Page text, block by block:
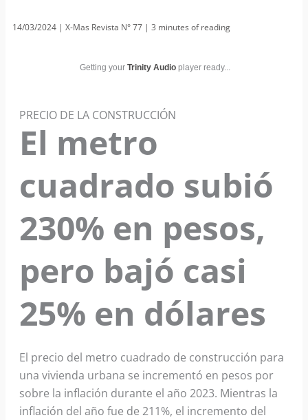
14/03/2024 |X-Mas Revista N° 77 | 3 minutes of reading
Getting your Trinity Audioplayer ready...
PRECIO DE LA CONSTRUCCIÓN
El metro
cuadrado subió
230% en pesos,
pero bajó casi
25% en dólares
El precio del metro cuadrado de construcción para
una vivienda urbana se incrementó en pesos por
sobre la inflación durante el año 2023. Mientras la
inflación del año fue de 211%, el incremento del